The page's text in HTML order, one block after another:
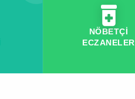
NÖBETÇİ
ECZANELER